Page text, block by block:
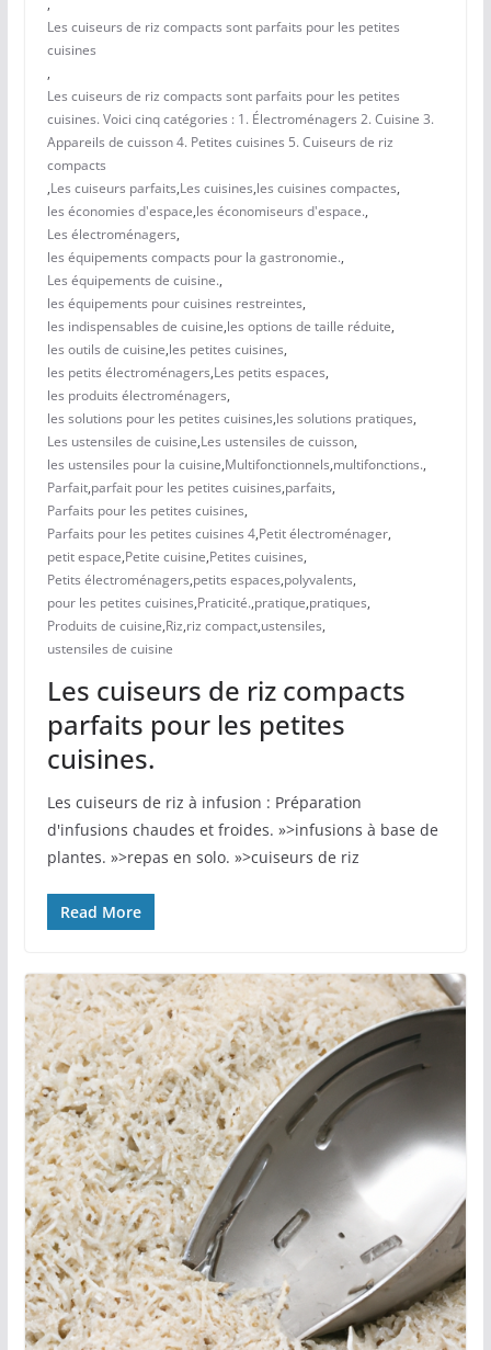
,
Les cuiseurs de riz compacts sont parfaits pour les petites
cuisines
,
Les cuiseurs de riz compacts sont parfaits pour les petites
cuisines. Voici cinq catégories : 1. Électroménagers 2. Cuisine 3.
Appareils de cuisson 4. Petites cuisines 5. Cuiseurs de riz
compacts
,Les cuiseurs parfaits,Les cuisines,les cuisines compactes,
les économies d'espace,les économiseurs d'espace.,
Les électroménagers,
les équipements compacts pour la gastronomie.,
Les équipements de cuisine.,
les équipements pour cuisines restreintes,
les indispensables de cuisine,les options de taille réduite,
les outils de cuisine,les petites cuisines,
les petits électroménagers,Les petits espaces,
les produits électroménagers,
les solutions pour les petites cuisines,les solutions pratiques,
Les ustensiles de cuisine,Les ustensiles de cuisson,
les ustensiles pour la cuisine,Multifonctionnels,multifonctions.,
Parfait,parfait pour les petites cuisines,parfaits,
Parfaits pour les petites cuisines,
Parfaits pour les petites cuisines 4,Petit électroménager,
petit espace,Petite cuisine,Petites cuisines,
Petits électroménagers,petits espaces,polyvalents,
pour les petites cuisines,Praticité.,pratique,pratiques,
Produits de cuisine,Riz,riz compact,ustensiles,
ustensiles de cuisine
Les cuiseurs de riz compacts
parfaits pour les petites
cuisines.
Les cuiseurs de riz à infusion : Préparation
d'infusions chaudes et froides. »>infusions à base de
plantes. »>repas en solo. »>cuiseurs de riz
Read More